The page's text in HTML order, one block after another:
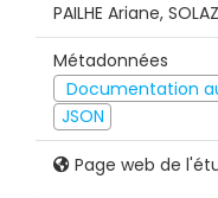
PAILHE Ariane,
Métadonnées
Documentation
JSON
Page web de